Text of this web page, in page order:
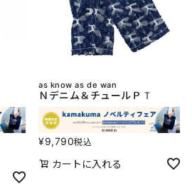
as know as de wan
Ｎデニム＆チュールＰＴ
¥9,790税込
カートに入れる